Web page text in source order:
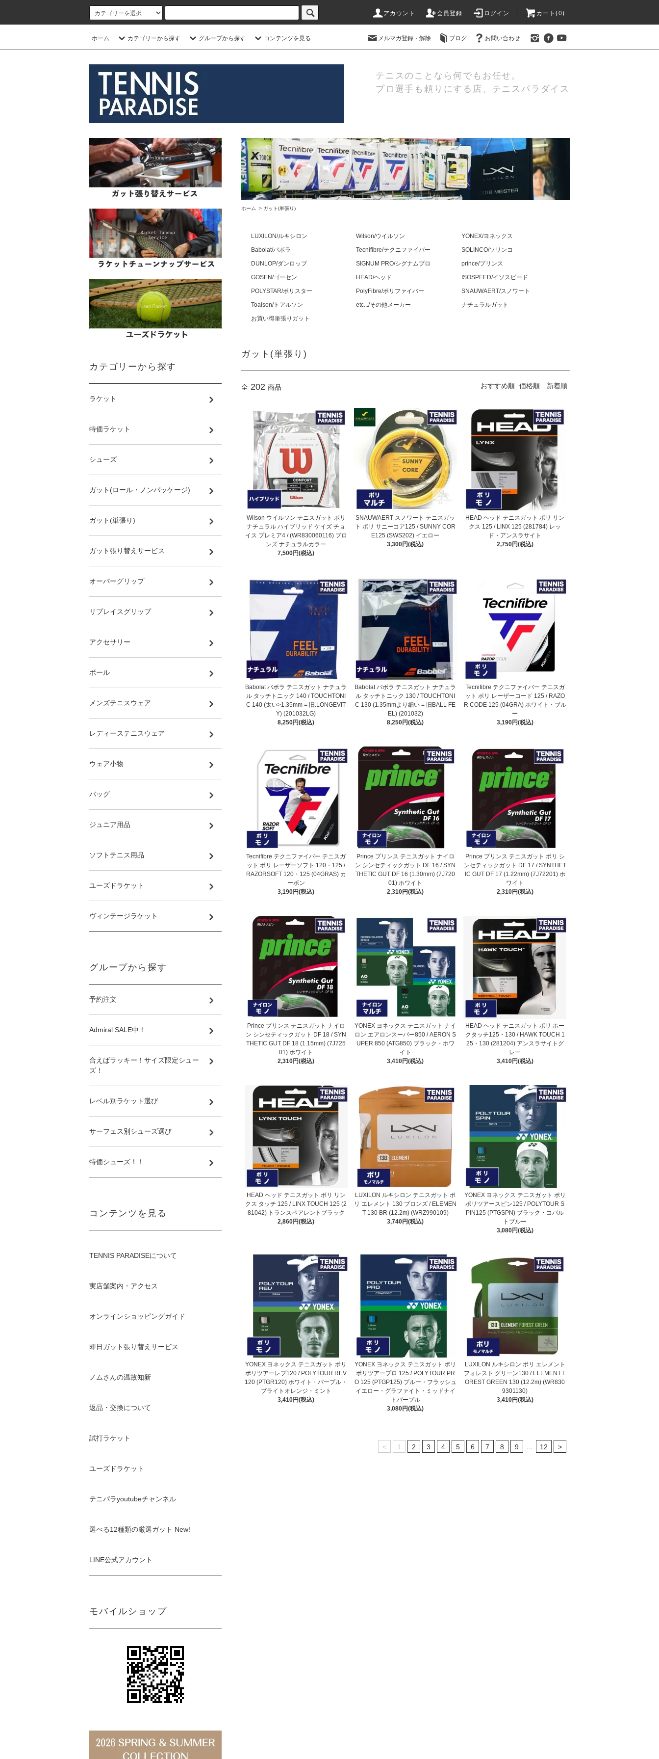
アカウント 会員登録 ログイン カート(0)
ホーム カテゴリーから探す グループから探す コンテンツを見る メルマガ登録・解除 ブログ お問い合わせ
テニスのことなら何でもお任せ。
プロ選手も頼りにする店、テニスパラダイス
ホーム > ガット(単張り)
LUXILON/ルキシロン Wilson/ウイルソン
YONEX/ヨネックス
Babolat/バボラ
Tecnifibre/テクニファイバー
SOLINCO/ソリンコ
DUNLOP/ダンロップ
SIGNUM PRO/シグナムプロ
prince/プリンス
GOSEN/ゴーセン
HEAD/ヘッド
ISOSPEED/イソスピード
POLYSTAR/ポリスター
PolyFibre/ポリファイバー
SNAUWAERT/スノワート
Toalson/トアルソン
etc.../その他メーカー
ナチュラルガット
お買い得単張りガット
ガット(単張り)
全 202 商品 おすすめ順 価格順 新着順
Wilson ウイルソン テニスガット ポリ
ナチュラル ハイブリッド ケイズ チョ
イス プレミア4 / (WR830060116) ブロ
ンズ ナチュラルカラー
7,500円(税込)
SNAUWAERT スノワート テニスガッ
ト ポリ サニーコア125 / SUNNY COR
E125 (SWS202) イエロー
3,300円(税込)
HEAD ヘッド テニスガット ポリ リン
クス 125 / LINX 125 (281784) レッ
ド・アンスラサイト
2,750円(税込)
Babolat バボラ テニスガット ナチュラ
ル タッチトニック 140 / TOUCHTONI
C 140 (太い>1.35mm = 旧.LONGEVIT
Y) (201032LG)
8,250円(税込)
Babolat バボラ テニスガット ナチュラ
ル タッチトニック 130 / TOUCHTONI
C 130 (1.35mmより細い = 旧BALL FE
EL) (201032)
8,250円(税込)
Tecnifibre テクニファイバー テニスガ
ット ポリ レーザーコード 125 / RAZO
R CODE 125 (04GRA) ホワイト・ブル
ー
3,190円(税込)
Tecnifibre テクニファイバー テニスガ
ット ポリ レーザーソフト 120・125 /
RAZORSOFT 120・125 (04GRAS) カ
ーボン
3,190円(税込)
Prince プリンス テニスガット ナイロ
ン シンセティックガット DF 16 / SYN
THETIC GUT DF 16 (1.30mm) (7J720
01) ホワイト
2,310円(税込)
Prince プリンス テニスガット ポリ シ
ンセティックガット DF 17 / SYNTHET
IC GUT DF 17 (1.22mm) (7J72201) ホ
ワイト
2,310円(税込)
Prince プリンス テニスガット ナイロ
ン シンセティックガット DF 18 / SYN
THETIC GUT DF 18 (1.15mm) (7J725
01) ホワイト
2,310円(税込)
YONEX ヨネックス テニスガット ナイ
ロン エアロンスーパー850 / AERON S
UPER 850 (ATG850) ブラック・ホワ
イト
3,410円(税込)
HEAD ヘッド テニスガット ポリ ホー
クタッチ125・130 / HAWK TOUCH 1
25・130 (281204) アンスラサイトグ
レー
3,410円(税込)
HEAD ヘッド テニスガット ポリ リン
クス タッチ 125 / LINX TOUCH 125 (2
81042) トランスペアレントブラック
2,860円(税込)
LUXILON ルキシロン テニスガット ポ
リ エレメント 130 ブロンズ / ELEMEN
T 130 BR (12.2m) (WRZ990109)
3,740円(税込)
YONEX ヨネックス テニスガット ポリ
ポリツアースピン125 / POLYTOUR S
PIN125 (PTGSPN) ブラック・コバル
トブルー
3,080円(税込)
YONEX ヨネックス テニスガット ポリ
ポリツアーレブ120 / POLYTOUR REV
120 (PTGR120) ホワイト・パープル・
ブライトオレンジ・ミント
3,410円(税込)
YONEX ヨネックス テニスガット ポリ
ポリツアープロ 125 / POLYTOUR PR
O 125 (PTGP125) ブルー・フラッシュ
イエロー・グラファイト・ミッドナイ
トパープル
3,080円(税込)
LUXILON ルキシロン ポリ エレメント
フォレスト グリーン130 / ELEMENT F
OREST GREEN 130 (12.2m) (WR830
9301130)
3,410円(税込)
< 1 2 3 4 5 6 7 8 9 12 >
カテゴリーから探す
ラケット
特価ラケット
シューズ
ガット(ロール・ノンパッケージ)
ガット(単張り)
ガット張り替えサービス
オーバーグリップ
リプレイスグリップ
アクセサリー
ボール
メンズテニスウェア
レディーステニスウェア
ウェア小物
バッグ
ジュニア用品
ソフトテニス用品
ユーズドラケット
ヴィンテージラケット
グループから探す
予約注文
Admiral SALE中！
合えばラッキー！サイズ限定シュー
ズ！
レベル別ラケット選び
サーフェス別シューズ選び
特価シューズ！！
コンテンツを見る
TENNIS PARADISEについて
実店舗案内・アクセス
オンラインショッピングガイド
即日ガット張り替えサービス
ノムさんの温故知新
返品・交換について
試打ラケット
ユーズドラケット
テニパラyoutubeチャンネル
選べる12種類の厳選ガット New!
LINE公式アカウント
モバイルショップ